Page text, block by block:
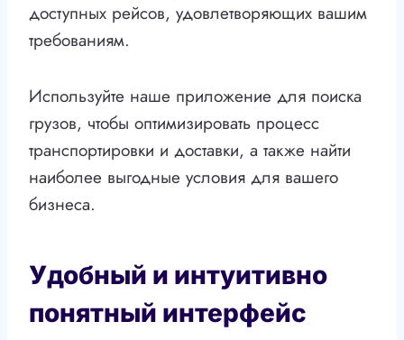
доступных рейсов, удовлетворяющих вашим
требованиям.
Используйте наше приложение для поиска
грузов, чтобы оптимизировать процесс
транспортировки и доставки, а также найти
наиболее выгодные условия для вашего
бизнеса.
Удобный и интуитивно
понятный интерфейс